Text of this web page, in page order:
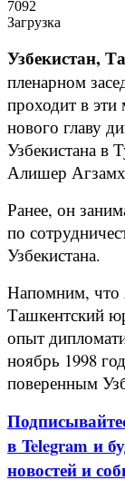
7092
Загрузка
Узбекистан,
пленарном
проходит в
нового главу
Узбекистана в
Алишер
Ранее, он
по
Узбекистана.
Напомним, что
Ташкентский
опыт
ноябрь 1998
поверенным
в Telegram и
новостей и